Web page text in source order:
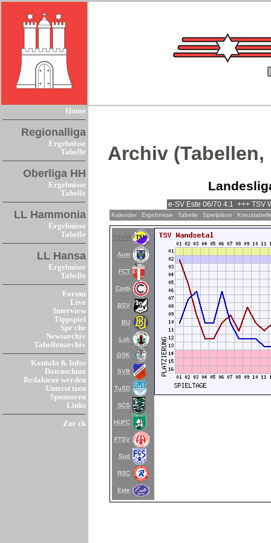
Home
Regionalliga
Ergebnisse
Tabelle
Oberliga HH
Ergebnisse
Tabelle
LL Hammonia
Ergebnisse
Tabelle
LL Hansa
Ergebnisse
Tabelle
Forum
Live
Interview
Tippspiel
Spr che
Newsarchiv
Tabellenarchiv
Kontakt & Infos
Datenschutz
Redakteur werden
Unterst tzen
Sponsoren
Links
Zur ck
Archiv
Kalender Ergebnisse Tabelle Spielpläne
TSVW
Aum
FCT
Cordi
BSV
BU
Loh
GSK
SVB
TuSD
SCS
HUFC
FTSV
Süd
RSC
Este